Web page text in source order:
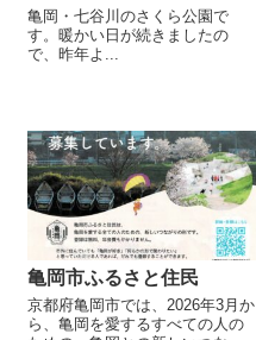
亀岡・七谷川のさくら公園で
す。暖かい日が続きましたの
で、昨年よ...
亀岡市ふるさと住民
京都府亀岡市では、2026年3月か
ら、亀岡を愛するすべての人の